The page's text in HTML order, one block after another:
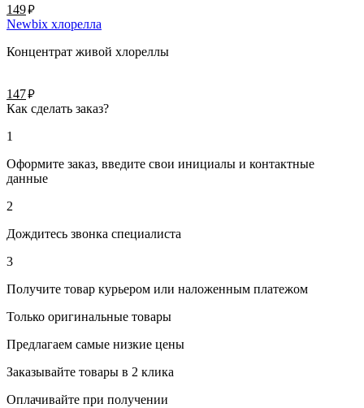
149руб.
Newbix хлорелла
Концентрат живой хлореллы
147руб.
Как сделать заказ?
1
Оформите заказ, введите свои инициалы и контактные
данные
2
Дождитесь звонка специалиста
3
Получите товар курьером или наложенным платежом
Только оригинальные товары
Предлагаем самые низкие цены
Заказывайте товары в 2 клика
Оплачивайте при получении